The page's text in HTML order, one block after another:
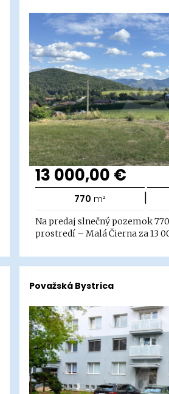
13 000,00 €
770 m² |
Na predaj slnečný pozemok
prostredí – Malá Čierna za 13
Považská Bystrica